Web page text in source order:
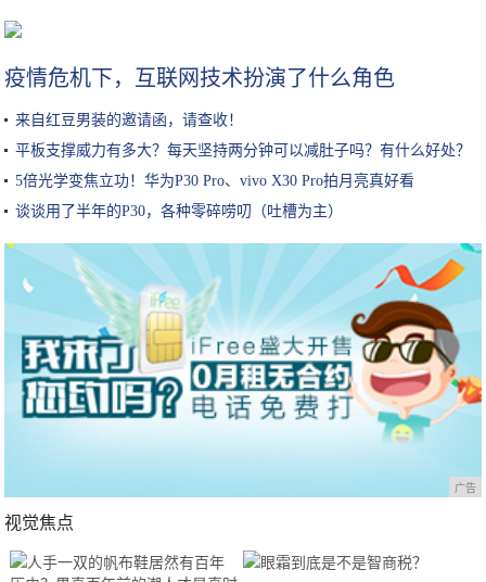
疫情危机下，互联网技术扮演了什么角色
来自红豆男装的邀请函，请查收！
平板支撑威力有多大？每天坚持两分钟可以减肚子吗？有什么好处？
5倍光学变焦立功！华为P30 Pro、vivo X30 Pro拍月亮真好看
谈谈用了半年的P30，各种零碎唠叨（吐槽为主）
广告
视觉焦点